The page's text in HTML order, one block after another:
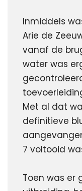
Inmiddels
Arie de
vanaf de
water was
Met al dat
definitieve
7 voltooid
Toen was er